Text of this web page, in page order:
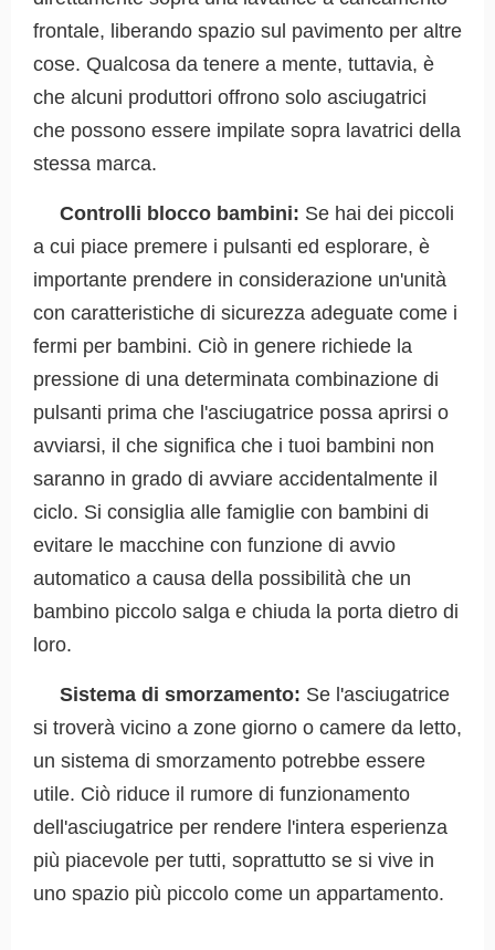
frontale, liberando spazio sul pavimento per altre
cose. Qualcosa da tenere a mente, tuttavia, è
che alcuni produttori offrono solo asciugatrici
che possono essere impilate sopra lavatrici della
stessa marca.
Controlli blocco bambini: Se hai dei piccoli
a cui piace premere i pulsanti ed esplorare, è
importante prendere in considerazione un'unità
con caratteristiche di sicurezza adeguate come i
fermi per bambini. Ciò in genere richiede la
pressione di una determinata combinazione di
pulsanti prima che l'asciugatrice possa aprirsi o
avviarsi, il che significa che i tuoi bambini non
saranno in grado di avviare accidentalmente il
ciclo. Si consiglia alle famiglie con bambini di
evitare le macchine con funzione di avvio
automatico a causa della possibilità che un
bambino piccolo salga e chiuda la porta dietro di
loro.
Sistema di smorzamento: Se l'asciugatrice
si troverà vicino a zone giorno o camere da letto,
un sistema di smorzamento potrebbe essere
utile. Ciò riduce il rumore di funzionamento
dell'asciugatrice per rendere l'intera esperienza
più piacevole per tutti, soprattutto se si vive in
uno spazio più piccolo come un appartamento.